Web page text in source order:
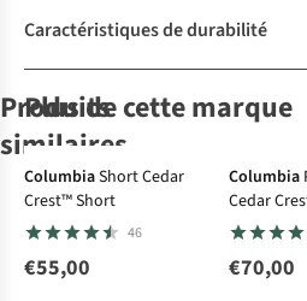
Caractéristiques de durabilité
Produits
similaires
-30%
Columbia
T-
Shirt Parsons
Point™ Back
Graphic Tee
-50%
icebreaker
Shirt W Mer 125
Cool-Lite
Sphere Ss Tee
Sherpa
T-Shirt
Neha V-Neck Tee
Sherpa
Neha V-Neck Tee
Plus de cette marque
ColumbiaShort Cedar
Crest™ Short
46
€55,00
Columbia
Cedar
€70,00